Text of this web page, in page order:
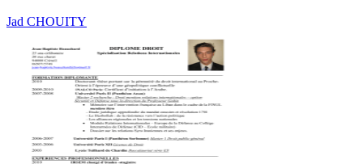
Jad CHOUITY